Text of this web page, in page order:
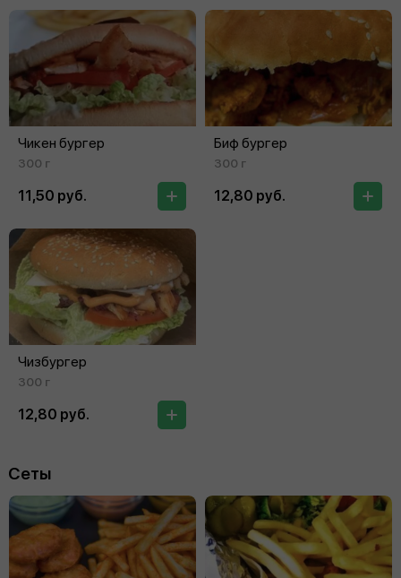
Чикен бургер
300 г
11,50 руб.
Биф бургер
300 г
12,80 руб.
Чизбургер
300 г
12,80 руб.
Сеты